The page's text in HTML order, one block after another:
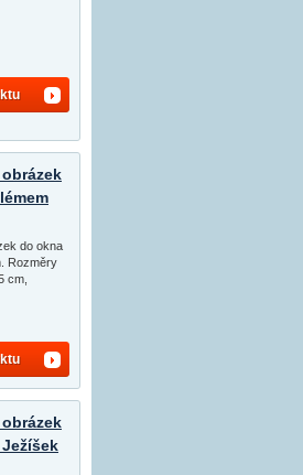
do okna
Rozměry
cm,